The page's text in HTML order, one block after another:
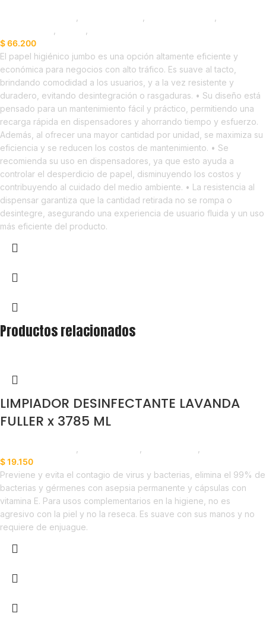
$66.200
El papel higiénico jumbo es una opción altamente eficiente y
económica para negocios con alto tráfico. Es suave al tacto,
brindando comodidad a los usuarios, y a la vez resistente y
duradero, evitando desintegración o rasgaduras. • Su diseño está
pensado para un mantenimiento fácil y práctico, permitiendo una
recarga rápida en dispensadores y ahorrando tiempo y esfuerzo.
Además, al ofrecer una mayor cantidad por unidad, se maximiza su
eficiencia y se reducen los costos de mantenimiento. • Se
recomienda su uso en dispensadores, ya que esto ayuda a
controlar el desperdicio de papel, disminuyendo los costos y
contribuyendo al cuidado del medio ambiente. • La resistencia al
dispensar garantiza que la cantidad retirada no se rompa o
desintegre, asegurando una experiencia de usuario fluida y un uso
más eficiente del producto.
Productos relacionados
LIMPIADOR DESINFECTANTE LAVANDA
FULLER x 3785 ML
$19.150
Previene y evita el contagio de virus y bacterias, elimina el 99% de
bacterias y gérmenes con asepsia permanente y cápsulas con
vitamina E. Para usos complementarios en la higiene, no es
agresivo con la piel y no la reseca. Es suave con sus manos y no
requiere de enjuague.